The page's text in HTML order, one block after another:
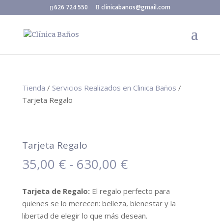
626 724 550 clinicabanos@gmail.com
Tienda / Servicios Realizados en Clinica Baños /
Tarjeta Regalo
Tarjeta Regalo
35,00 € - 630,00 €Rango
precios:
desde
35,00 €
Tarjeta de Regalo:El regalo perfecto para
quienes se lo merecen: belleza, bienestar y la
libertad de elegir lo que más desean.